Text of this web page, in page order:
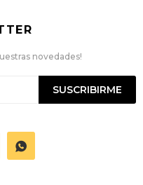

novedades!
SUSCRIBIRME